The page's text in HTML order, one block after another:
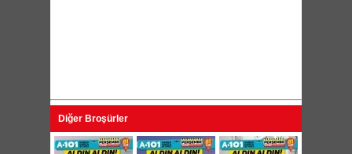
Diğer Broşürler